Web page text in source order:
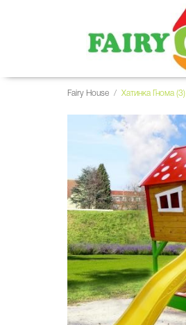
Fairy House / Хатинка Гнома (3)